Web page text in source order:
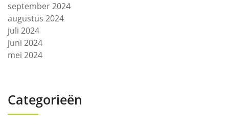
september 2024
augustus 2024
juli 2024
juni 2024
mei 2024
Categorieën